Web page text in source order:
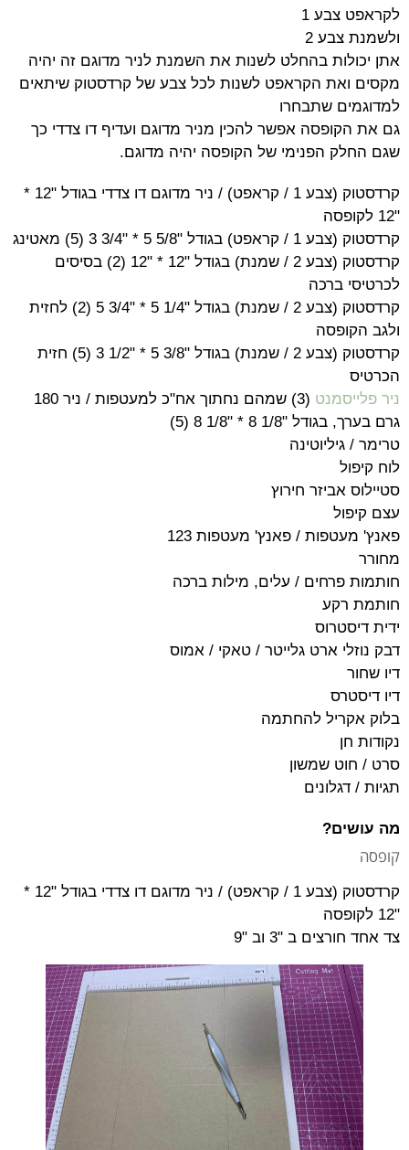
לקראפט צבע 1
ולשמנת צבע 2
אתן יכולות בהחלט לשנות את השמנת לניר מדוגם זה יהיה
מקסים ואת הקראפט לשנות לכל צבע של קרדסטוק שיתאים
למדוגמים שתבחרו
גם את הקופסה אפשר להכין מניר מדוגם ועדיף דו צדדי כך
שגם החלק הפנימי של הקופסה יהיה מדוגם.
קרדסטוק (צבע 1 / קראפט) / ניר מדוגם דו צדדי בגודל "12 *
"12 לקופסה
קרדסטוק (צבע 1 / קראפט) בגודל "5/8 5 * "3/4 3 (5) מאטינג
קרדסטוק (צבע 2 / שמנת) בגודל "12 * "12 (2) בסיסים
לכרטיסי ברכה
קרדסטוק (צבע 2 / שמנת) בגודל "1/4 5 * "3/4 5 (2) לחזית
ולגב הקופסה
קרדסטוק (צבע 2 / שמנת) בגודל "3/8 5 * "1/2 3 (5) חזית
הכרטיס
ניר פלייסמנט
(3) שמהם נחתוך אח"כ למעטפות / ניר 180
גרם בערך, בגודל "1/8 8 * "1/8 8 (5)
טרימר / גיליוטינה
לוח קיפול
סטיילוס אביזר חירוץ
עצם קיפול
פאנץ' מעטפות / פאנץ' מעטפות 123
מחורר
חותמות פרחים / עלים, מילות ברכה
חותמת רקע
ידית דיסטרוס
דבק נוזלי ארט גלייטר / טאקי / אמוס
דיו שחור
דיו דיסטרס
בלוק אקריל להחתמה
נקודות חן
סרט / חוט שמשון
תגיות / דגלונים
מה עושים?
קופסה
קרדסטוק (צבע 1 / קראפט) / ניר מדוגם דו צדדי בגודל "12 *
"12 לקופסה
צד אחד חורצים ב "3 וב "9